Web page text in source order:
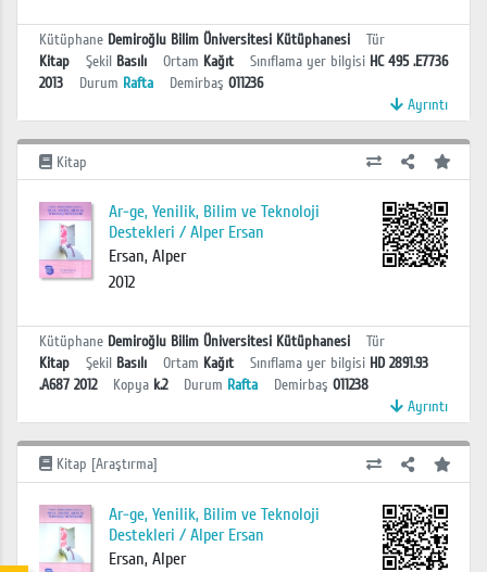
Kütüphane Demiroğlu Bilim Üniversitesi Kütüphanesi
Tür
Kitap
Şekil Basılı Ortam Kağıt Sınıflama yer bilgisi HC 495 .E7736
2013
Durum Rafta Demirbaş 011236
Ayrıntı
Kitap
Ar-ge, Yenilik, Bilim ve Teknoloji
Destekleri / Alper Ersan
Ersan, Alper
2012
Kütüphane Demiroğlu Bilim Üniversitesi Kütüphanesi
Tür
Kitap
Şekil Basılı Ortam Kağıt Sınıflama yer bilgisi HD 2891.93
.A687 2012
Kopya k.2 Durum Rafta Demirbaş 011238
Ayrıntı
Kitap [Araştırma]
Ar-ge, Yenilik, Bilim ve Teknoloji
Destekleri / Alper Ersan
Ersan, Alper